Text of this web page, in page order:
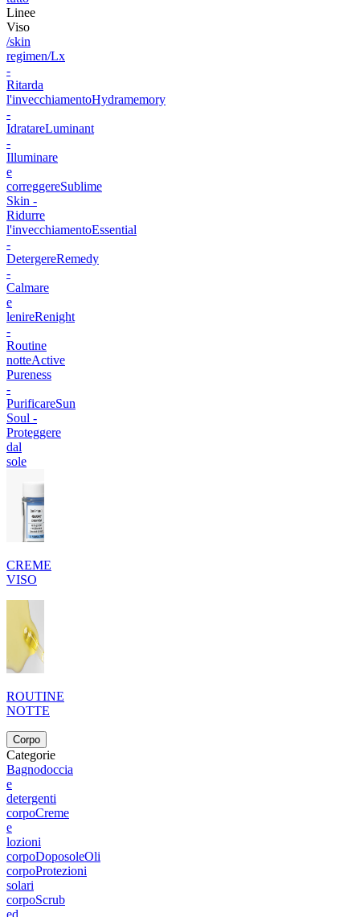
Linee
Viso
/skin
regimen/Lx
-
Ritarda
l'invecchiamentoHydramemory
-
IdratareLuminant
-
Illuminare
e
correggereSublime
Skin -
Ridurre
l'invecchiamentoEssential
-
DetergereRemedy
-
Calmare
e
lenireRenight
-
Routine
notteActive
Pureness
-
PurificareSun
Soul -
Proteggere
dal
sole
CREME
VISO
ROUTINE
NOTTE
Corpo
Categorie
Bagnodoccia
e
detergenti
corpoCreme
e
lozioni
corpoDoposoleOli
corpoProtezioni
solari
corpoScrub
ed